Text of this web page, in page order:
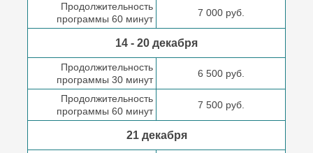
Продолжительность
программы 60 минут
7 000 руб.
14 - 20 декабря
Продолжительность
программы 30 минут
6 500 руб.
Продолжительность
программы 60 минут
7 500 руб.
21 декабря